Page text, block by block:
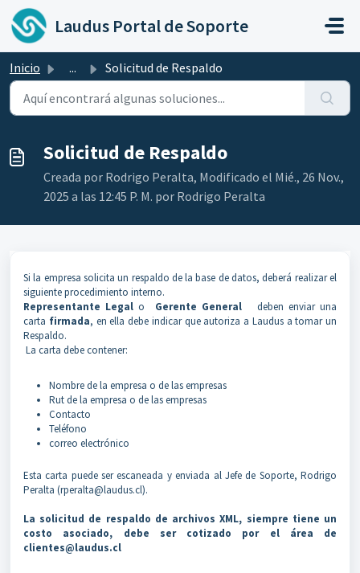
Ir al contenido principal
Laudus Portal de Soporte
Inicio ... Solicitud de Respaldo
Solicitud de Respaldo
Creada por Rodrigo Peralta, Modificado el Mié., 26 Nov.,
2025 a las 12:45 P. M. por Rodrigo Peralta
Si la empresa solicita un respaldo de la base de datos, deberá realizar el
siguiente procedimiento interno.
Representante Legalo Gerente General deben enviar una
carta firmada, en ella debe indicar que autoriza a Laudus a tomar un
Respaldo.
La carta debe contener:
Nombre de la empresa o de las empresas
Rut de la empresa o de las empresas
Contacto
Teléfono
correo electrónico
Esta carta puede ser escaneada y enviada al Jefe de Soporte, Rodrigo
Peralta (rperalta@laudus.cl).
La solicitud de respaldo de archivos XML, siempre tiene un
costo asociado, debe ser cotizado por el área de
clientes@laudus.cl